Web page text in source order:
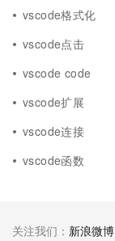
vscode格式化
vscode点击
vscode code
vscode扩展
vscode连接
vscode函数
关注我们： 新浪微博